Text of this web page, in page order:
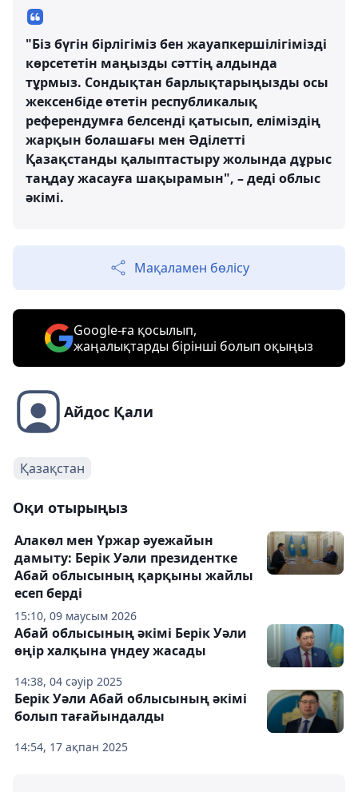
"Біз бүгін бірлігіміз бен жауапкершілігімізді
көрсететін маңызды сәттің алдында
тұрмыз. Сондықтан барлықтарыңызды осы
жексенбіде өтетін республикалық
референдумға белсенді қатысып, еліміздің
жарқын болашағы мен Әділетті
Қазақстанды қалыптастыру жолында дұрыс
таңдау жасауға шақырамын", – деді облыс
әкімі.
Мақаламен бөлісу
Google-ға қосылып,
жаңалықтарды бірінші болып оқыңыз
Айдос Қали
Қазақстан
Оқи отырыңыз
15:10, 09 маусым 2026
Алакөл мен Үржар әуежайын
дамыту: Берік Уәли президентке
Абай облысының қарқыны жайлы
есеп берді
14:38, 04 сәуір 2025
Абай облысының әкімі Берік Уәли
өңір халқына үндеу жасады
14:54, 17 ақпан 2025
Берік Уәли Абай облысының әкімі
болып тағайындалды